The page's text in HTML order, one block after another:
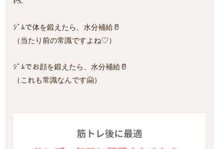
ｼﾞﾑで体を鍛えたら、水分補給🥛
（当たり前の常識ですよね♡）
ｼﾞﾑでお顔を鍛えたら、水分補給🥛
（これも常識なんです🤗）